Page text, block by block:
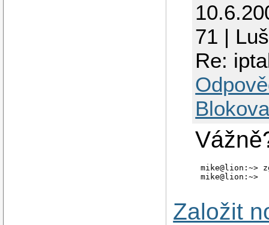
71 |
Re:
Založit